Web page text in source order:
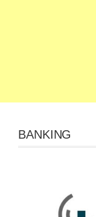
BANKING